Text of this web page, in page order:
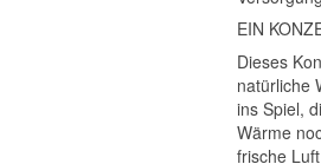
EIN
Dieses
natürliche
ins Spiel,
Wärme
frische